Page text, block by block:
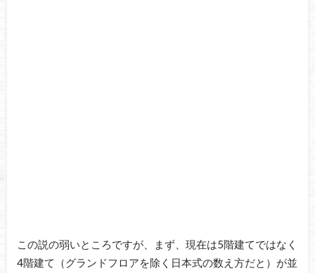
この説の弱いところですが、まず、現在は5階建てではなく
4階建て（グランドフロアを除く日本式の数え方だと）が並